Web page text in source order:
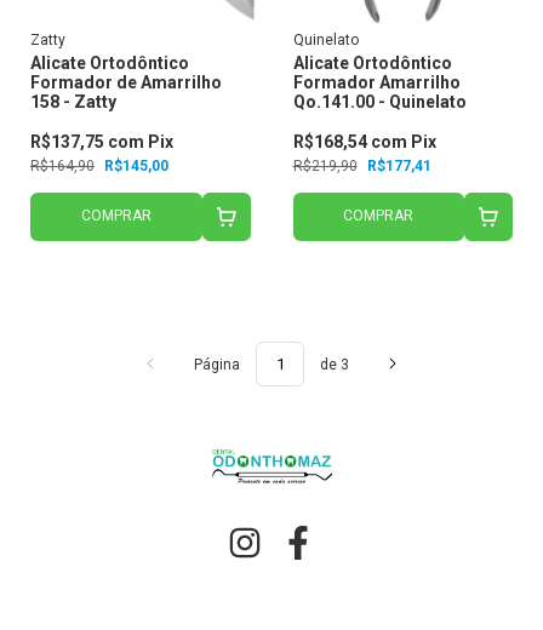
Zatty
Alicate Ortodôntico
Formador de Amarrilho
158 - Zatty
R$164,90 R$145,00
R$137,75 com Pix
COMPRAR
Quinelato
Alicate Ortodôntico
Formador Amarrilho
Qo.141.00 - Quinelato
R$219,90 R$177,41
R$168,54 com Pix
COMPRAR
Página de 3